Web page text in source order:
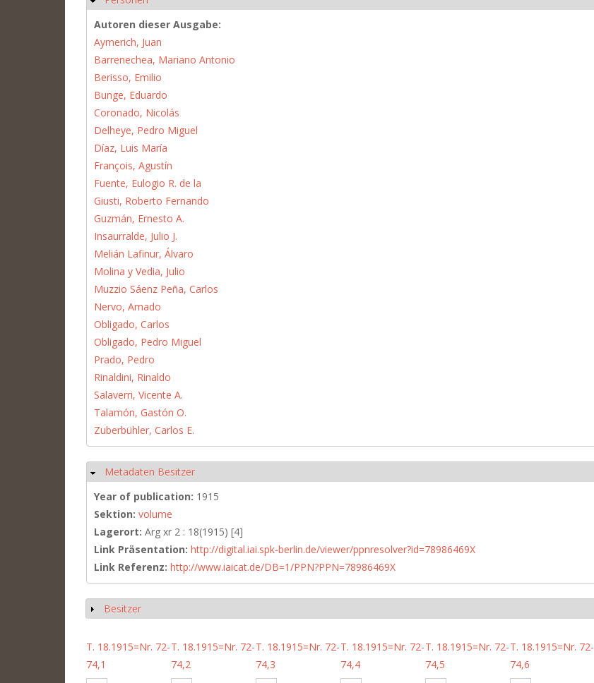
Autoren dieser Ausgabe:
Aymerich, Juan
Barrenechea, Mariano Antonio
Berisso, Emilio
Bunge, Eduardo
Coronado, Nicolás
Delheye, Pedro Miguel
Díaz, Luis María
François, Agustín
Fuente, Eulogio R. de la
Giusti, Roberto Fernando
Guzmán, Ernesto A.
Insaurralde, Julio J.
Melián Lafinur, Álvaro
Molina y Vedia, Julio
Muzzio Sáenz Peña, Carlos
Nervo, Amado
Obligado, Carlos
Obligado, Pedro Miguel
Prado, Pedro
Rinaldini, Rinaldo
Salaverri, Vicente A.
Talamón, Gastón O.
Zuberbühler, Carlos E.
Hide
Metadaten Besitzer
Year of publication: 1915
Sektion: volume
Lagerort: Arg xr 2 : 18(1915) [4]
Link Präsentation: http://digital.iai.spk-berlin.de/viewer/ppnresolver?id=78986469X
Link Referenz: http://www.iaicat.de/DB=1/PPN?PPN=78986469X
Show
Besitzer
T. 18.1915=Nr. 72-
74,1
T. 18.1915=Nr. 72-
74,2
T. 18.1915=Nr. 72-
74,3
T. 18.1915=Nr. 72-
74,4
T. 18.1915=Nr. 72-
74,5
T. 18.1915=Nr. 72-
74,6